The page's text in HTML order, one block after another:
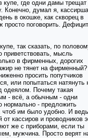
купе, где одни дамы трещат
Конечно, думал я, кассирша
в окошке, как скворец в
просто поговорить. Дефицит
так сказать, по
приветствовать, мысль
в фирменных, дорогих
не тянет на фирменный?
просить попутчиков
или попытаться натянуть
одеялом. Почему такая
- всё, а обычным - одни
нормально - предложить
чтоб им было удобно. И ведь
от кассиров и проводников
же с приборами, если ты
мужчина. Просто верят